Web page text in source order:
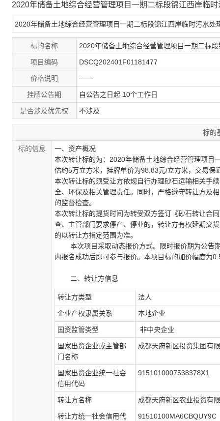
2020年储备土地综合经营管理项目一期二标段锦江西岸临
2020年储备土地综合经营管理项目一期二标段锦江西岸临时污水处
标的名称 2020年储备土地综合经营管理项目一期二标
项目编码 DSCQ202401F01181477
价格说明 ——
挂牌公告期 自公告之日起 10个工作日
是否涉及优先权 不涉及
标的
标的信息
一、资产概况
本次转让标的为： 2020年储备土地综合经营管理项目
估约5万立方米，挂牌单价为98.83元/立方米，交易保
本次转让标的须受让方依规自行办理砂石运输相关手
全、环保及相关管理责任。同时，严格遵守转让方及
的监督检查。
本次转让标的提货时间为转受双方签订《砂石转让合
查、主管部门要求停产、停业的，转让方有权延期交
的以转让方指定范围为准。
本次项目采取动态报价方式。限时报价期为公告
内报名成功后即可参与报价。本项目标的加价幅度为
二、转让方信息
转让方类型 法人
企业产权隶属关系 本地企业
国资监管类型 非中央企业
国家出资企业或主管部
门名称
成都天府新区投资集团有
国家出资企业统一社会
信用代码
9151010007538378X1
转让方名称 成都天府新区农业投资有
转让方统一社会信用代
91510100MA6CBQUY9C